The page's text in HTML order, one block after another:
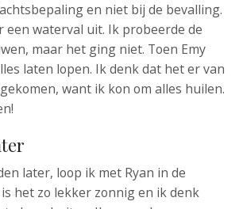
en niet bij de bevalling.
een waterval uit. Ik probeerde de
maar het ging niet. Toen Emy
laten lopen. Ik denk dat het er van
want ik kon om alles huilen.
later, loop ik met Ryan in de
het zo lekker zonnig en ik denk